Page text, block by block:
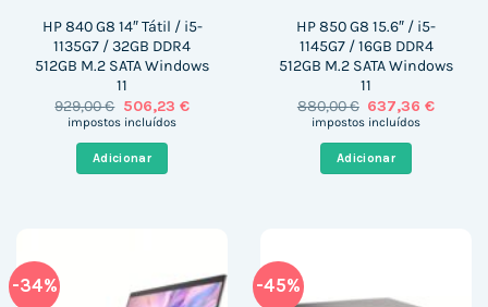
HP 840 G8 14″ Tátil / i5-
1135G7 / 32GB DDR4
512GB M.2 SATA Windows
11
929,00€ O
preço
era:
929,00 €.
506,23 €O
impostos incluídos
Adicionar
HP 850 G8 15.6″ / i5-
1145G7 / 16GB DDR4
512GB M.2 SATA Windows
11
880,00€ O
preço
era:
880,00 €.
637,36€O
impostos incluídos
Adicionar
-34% -45%